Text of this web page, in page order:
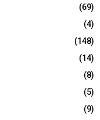
(69)
(4)
(148)
(14)
(8)
(5)
(9)